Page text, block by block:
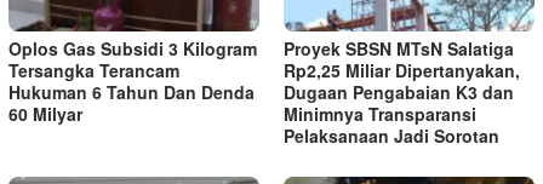
Oplos Gas Subsidi 3 Kilogram
Tersangka Terancam
Hukuman 6 Tahun Dan Denda
60 Milyar
Proyek SBSN MTsN Salatiga
Rp2,25 Miliar Dipertanyakan,
Dugaan Pengabaian K3 dan
Minimnya Transparansi
Pelaksanaan Jadi Sorotan